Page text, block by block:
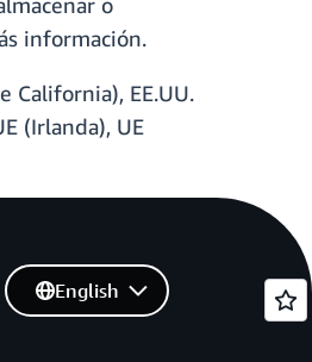
información.
California), EE.UU.
(Irlanda), UE
English